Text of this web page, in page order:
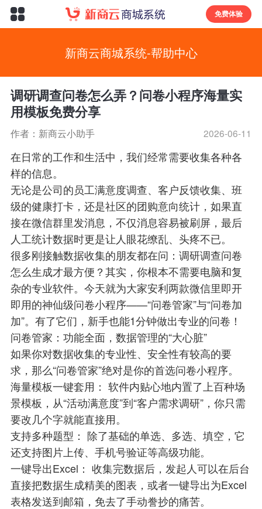
免费体验
新商云商城系统-帮助中心
调研调查问卷怎么弄？问卷小程序海量实
用模板免费分享
作者：新商云小助手 2026-06-11
在日常的工作和生活中，我们经常需要收集各种各
样的信息。
无论是公司的员工满意度调查、客户反馈收集、班
级的健康打卡，还是社区的团购意向统计，如果直
接在微信群里发消息，不仅消息容易被刷屏，最后
人工统计数据时更是让人眼花缭乱、头疼不已。
很多刚接触数据收集的朋友都在问：调研调查问卷
怎么生成才最方便？其实，你根本不需要电脑和复
杂的专业软件。今天就为大家安利两款微信里即开
即用的神仙级问卷小程序——“问卷管家”与“问卷加
加”。有了它们，新手也能1分钟做出专业的问卷！
问卷管家：功能全面，数据管理的“大心脏”
如果你对数据收集的专业性、安全性有较高的要
求，那么“问卷管家”绝对是你的首选问卷小程序。
海量模板一键套用： 软件内贴心地内置了上百种场
景模板，从“活动满意度”到“客户需求调研”，你只需
要改几个字就能直接用。
支持多种题型： 除了基础的单选、多选、填空，它
还支持图片上传、手机号验证等高级功能。
一键导出Excel： 收集完数据后，发起人可以在后台
直接把数据生成精美的图表，或者一键导出为Excel
表格发送到邮箱，免去了手动誊抄的痛苦。